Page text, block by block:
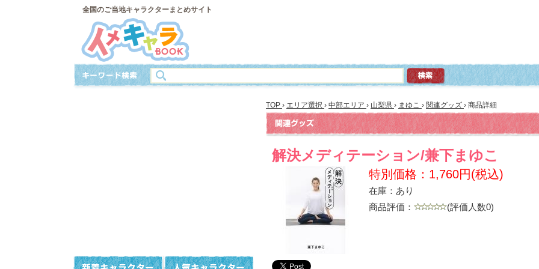
全国のご当地キャラクターまとめサイト
TOP › エリア選択 › 中部エリア › 山梨県 › まゆこ › 関連グッズ › 商品詳細
解決メディテーション/兼下まゆこ
特別価格：1,760円(税込)
在庫：あり
商品評価：
(評価人数0)